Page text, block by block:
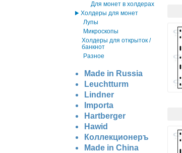
Для монет в холдерах
Холдеры для монет
Лупы
Микроскопы
Холдеры для открыток /
банкнот
Разное
Made in Russia
Leuchtturm
Lindner
Importa
Hartberger
Hawid
Коллекционеръ
Made in China